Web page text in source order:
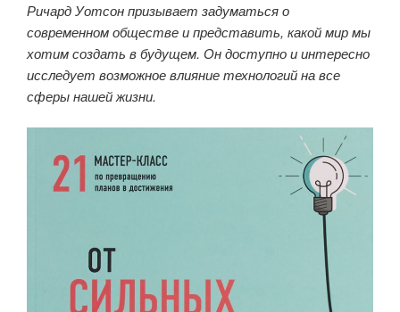
Ричард Уотсон призывает задуматься о
современном обществе и представить, какой мир мы
хотим создать в будущем. Он доступно и интересно
исследует возможное влияние технологий на все
сферы нашей жизни.